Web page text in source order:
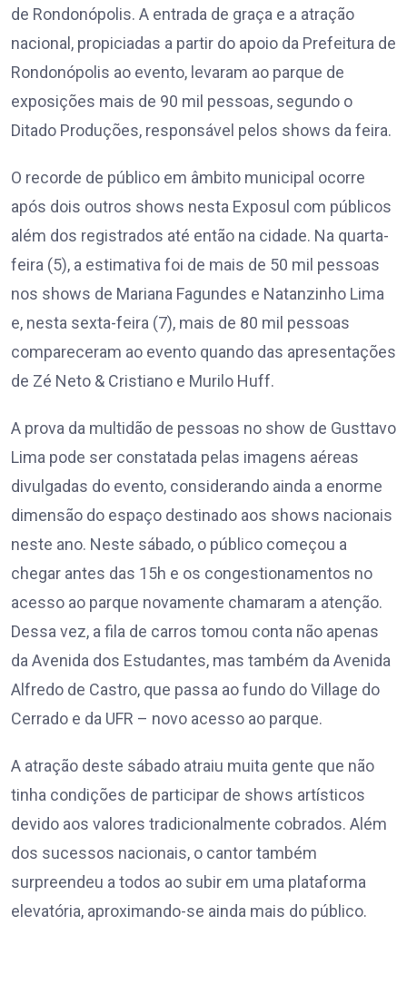
de Rondonópolis. A entrada de graça e a atração
nacional, propiciadas a partir do apoio da Prefeitura de
Rondonópolis ao evento, levaram ao parque de
exposições mais de 90 mil pessoas, segundo o
Ditado Produções, responsável pelos shows da feira.
O recorde de público em âmbito municipal ocorre
após dois outros shows nesta Exposul com públicos
além dos registrados até então na cidade. Na quarta-
feira (5), a estimativa foi de mais de 50 mil pessoas
nos shows de Mariana Fagundes e Natanzinho Lima
e, nesta sexta-feira (7), mais de 80 mil pessoas
compareceram ao evento quando das apresentações
de Zé Neto & Cristiano e Murilo Huff.
A prova da multidão de pessoas no show de Gusttavo
Lima pode ser constatada pelas imagens aéreas
divulgadas do evento, considerando ainda a enorme
dimensão do espaço destinado aos shows nacionais
neste ano. Neste sábado, o público começou a
chegar antes das 15h e os congestionamentos no
acesso ao parque novamente chamaram a atenção.
Dessa vez, a fila de carros tomou conta não apenas
da Avenida dos Estudantes, mas também da Avenida
Alfredo de Castro, que passa ao fundo do Village do
Cerrado e da UFR – novo acesso ao parque.
A atração deste sábado atraiu muita gente que não
tinha condições de participar de shows artísticos
devido aos valores tradicionalmente cobrados. Além
dos sucessos nacionais, o cantor também
surpreendeu a todos ao subir em uma plataforma
elevatória, aproximando-se ainda mais do público.